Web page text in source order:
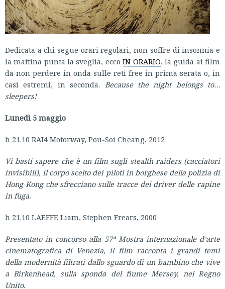
Dedicata a chi segue orari regolari, non soffre di insonnia e
la mattina punta la sveglia, eccoIN ORARIO, la guida ai film
da non perdere in onda sulle reti free in prima serata o, in
casi estremi, in seconda.
Because the night belongs to…
sleepers!
Lunedì 5 maggio
h 21.10 RAI4 Motorway, Pou-Soi Cheang, 2012
Vi basti sapere che è un film sugli stealth raiders (cacciatori
invisibili), il corpo scelto dei piloti in borghese della polizia di
Hong Kong che sfrecciano sulle tracce dei driver delle rapine
in fuga.
h 21.10 LAEFFE Liam, Stephen Frears, 2000
Presentato in concorso alla 57ª Mostra internazionale d’arte
cinematografica di Venezia, il film racconta i grandi temi
della modernità filtrati dallo sguardo di un bambino che vive
a Birkenhead, sulla sponda del fiume Mersey, nel Regno
Unito.